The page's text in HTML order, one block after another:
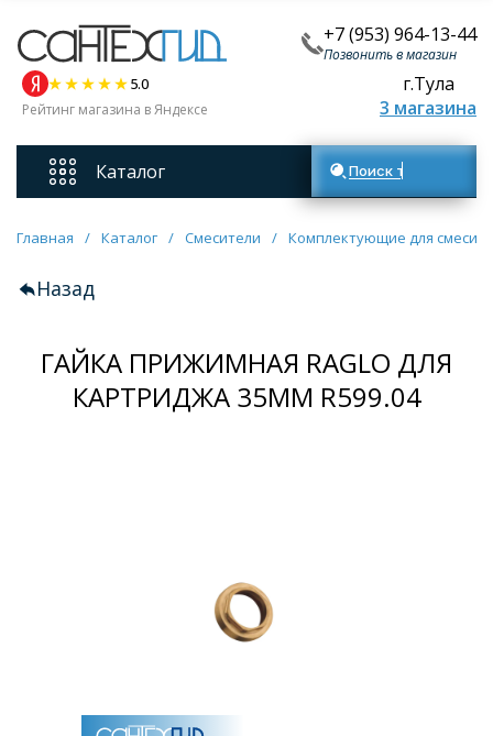
+7 (953) 964-13-44
Позвонить в магазин
5.0
Рейтинг магазина в Яндексе
г.Тула
3 магазина
Каталог
Смесители
Унитазы
Мебель для ванных комнат
Душевые кабины
Поиск товаров
Главная / Каталог / Смесители / Комплектующие для
Назад
ГАЙКА ПРИЖИМНАЯ RAGLO ДЛЯ
КАРТРИДЖА 35ММ R599.04